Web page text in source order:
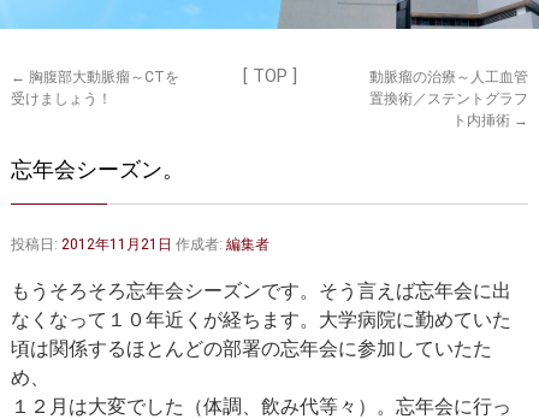
胸部大動脈瘤の治療
腹部大動脈瘤の治療 急性大動脈解離の治療
ステントグラフトによる治療
何歳まで手術は可能か？
大動脈瘤について 詳細編
胸部大動脈瘤 胸腹部大動脈瘤
腹部大動脈瘤 大動脈解離
ステントグラフトによる治療 年齢・余病
← 胸腹部大動脈瘤～CTを
受けましょう！
[ TOP ]
動脈瘤の治療～人工血管
置換術／ステントグラフ
ト内挿術 →
忘年会シーズン。
投稿日: 2012年11月21日 作成者: 編集者
もうそろそろ忘年会シーズンです。そう言えば忘年会に出
なくなって１０年近くが経ちます。大学病院に勤めていた
頃は関係するほとんどの部署の忘年会に参加していたた
め、
１２月は大変でした（体調、飲み代等々）。忘年会に行っ